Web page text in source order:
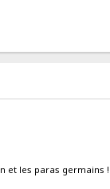
et les paras germains !